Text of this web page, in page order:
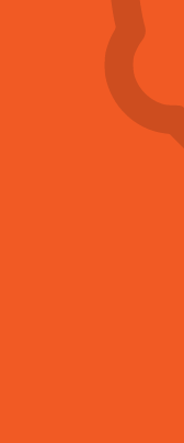
supermarketu,
vyhubení
pouze zhorší.
nedoporučujeme.
Sprej na štěnice
proti škůdcům
vyhubit vajíčka